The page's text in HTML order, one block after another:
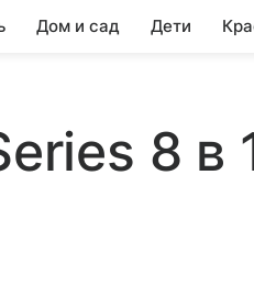
Дом и сад Дети
8 в